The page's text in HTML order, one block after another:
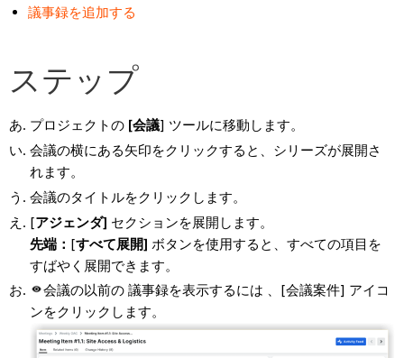
議事録を追加する
ステップ
プロジェクトの [会議] ツールに移動します。
会議の横にある矢印をクリックすると、シリーズが展開さ
れます。
会議のタイトルをクリックします。
[アジェンダ] セクションを展開します。
先端： [すべて展開] ボタンを使用すると、すべての項目を
すばやく展開できます。
会議の以前の 議事録を表示するには 、[会議案件] アイコ
ンをクリックします。